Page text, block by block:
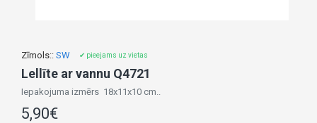
Zīmols:: SW ✔ pieejams uz vietas
Lellīte ar vannu Q4721
Iepakojuma izmērs 18x11x10 cm..
5,90€